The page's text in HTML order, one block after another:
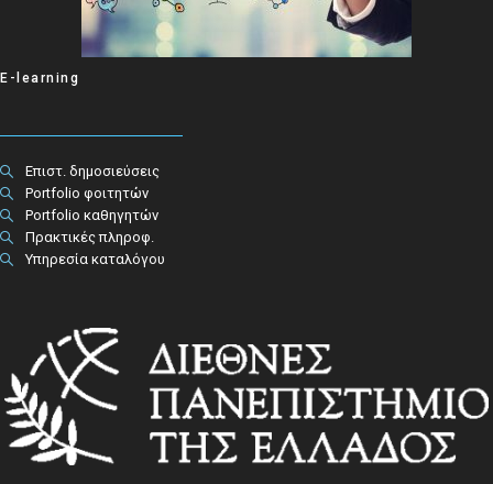
E-learning
Επιστ. δημοσιεύσεις
Portfolio φοιτητών
Portfolio καθηγητών
Πρακτικές πληροφ.​
Υπηρεσία καταλόγου